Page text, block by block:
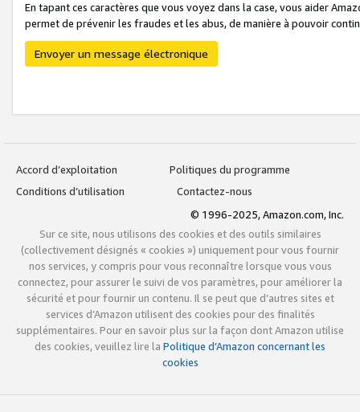
En tapant ces caractères que vous voyez dans la case, vous aider
permet de prévenir les fraudes et les abus, de manière à pouvoir
Envoyer un message électronique
Accord d’exploitation
Politiques du programme
Conditions d’utilisation
Contactez-nous
© 1996-2025, Amazon.com, Inc.
Sur ce site, nous utilisons des cookies et des outils similaires
(collectivement désignés « cookies ») uniquement pour vous fournir
nos services, y compris pour vous reconnaître lorsque vous vous
connectez, pour assurer le suivi de vos paramètres, pour améliorer la
sécurité et pour fournir un contenu. Il se peut que d’autres sites et
services d’Amazon utilisent des cookies pour des finalités
supplémentaires. Pour en savoir plus sur la façon dont Amazon utilise
des cookies, veuillez lire la Politique d’Amazon concernant les
cookies